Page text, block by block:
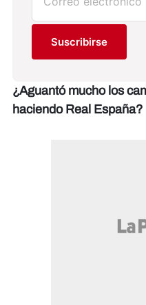
Suscribirse
¿Aguantó mucho los
haciendo Real España?​​​​​​